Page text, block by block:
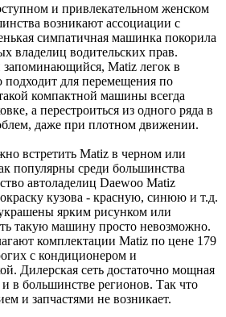
и привлекательном женском
возникают ассоциации с
симпатичная машинка покорила
владелиц водительских прав.
Matiz легок в
подходит для перемещения по
компактной машины всегда
а перестроиться из одного ряда в
даже при плотном движении.
встретить Matiz в черном или
популярны среди большинства
автоладелиц Daewoo Matiz
кузова - красную, синюю и т.д.
ярким рисунком или
такую машину просто невозможно.
комплектации Matiz по цене 179
с кондиционером и
Дилерская сеть достаточно мощная
в большинстве регионов. Так что
и запчастями не возникает.